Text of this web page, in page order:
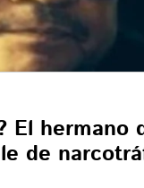
El hermano
de